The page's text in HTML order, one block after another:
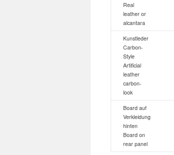
Real
leather or
alcantara
Kunstleder
Carbon-
Style
Artificial
leather
carbon-
look
Board auf
Verkleidung
hinten
Board on
rear panel